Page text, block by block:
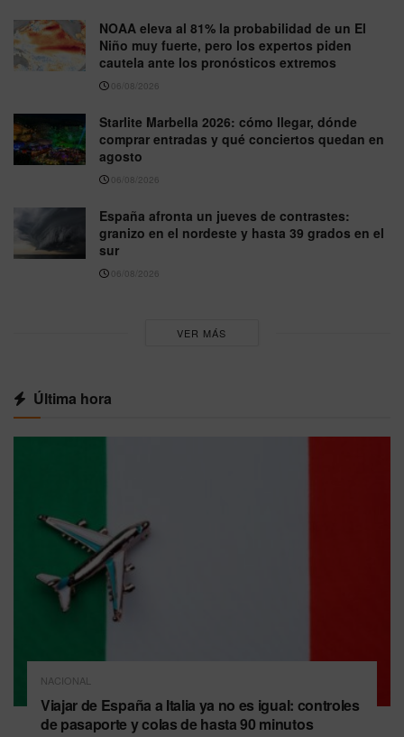
NOAA eleva al 81% la probabilidad de un El
Niño muy fuerte, pero los expertos piden
cautela ante los pronósticos extremos
06/08/2026
Starlite Marbella 2026: cómo llegar, dónde
comprar entradas y qué conciertos quedan en
agosto
06/08/2026
España afronta un jueves de contrastes:
granizo en el nordeste y hasta 39 grados en el
sur
06/08/2026
VER MÁS
Última hora
NACIONAL
Viajar de España a Italia ya no es igual: controles
de pasaporte y colas de hasta 90 minutos